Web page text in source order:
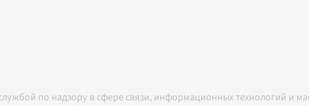
по надзору в сфере связи, информационных технологий и